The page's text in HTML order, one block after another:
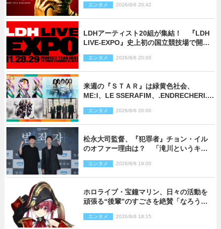
エンタメ 2026/8/6 20:42
LDHアーティスト20組が集結！ 『LDH
LIVE‐EXPO』史上初の国立競技場で開催
エンタメ 2026/8/6 20:00
来週の『ＳＴＡＲ』は緑黄色社会、
ME:I、LE SSERAFIM、.ENDRECHERI.が
エンタメ 2026/8/6 20:00
松永大司監督、『犯罪者』チョン・イル
のオファー理由は？ 「滝川というキャ
かった」
エンタメ 2026/8/6 19:00
ホロライブ・宝鐘マリン、日々の活動を
頑張る“後輩”のすごさを絶賛「なろう系
エンタメ 2026/8/6 18:15